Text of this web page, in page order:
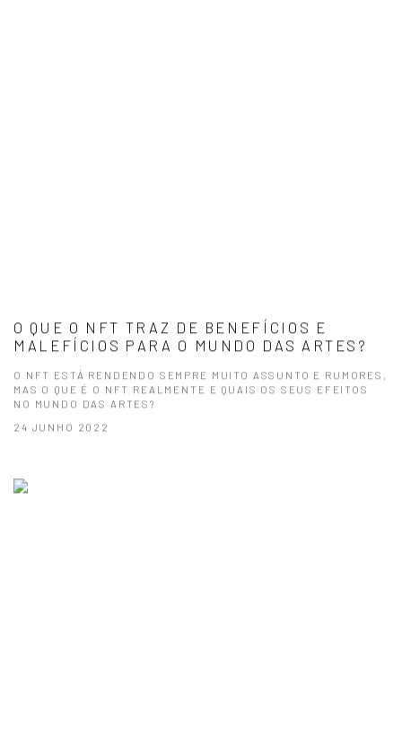
O QUE O NFT TRAZ DE BENEFÍCIOS E
MALEFÍCIOS PARA O MUNDO DAS ARTES?
O NFT ESTÁ RENDENDO SEMPRE MUITO ASSUNTO E RUMORES,
MAS O QUE É O NFT REALMENTE E QUAIS OS SEUS EFEITOS
NO MUNDO DAS ARTES?
24 JUNHO 2022